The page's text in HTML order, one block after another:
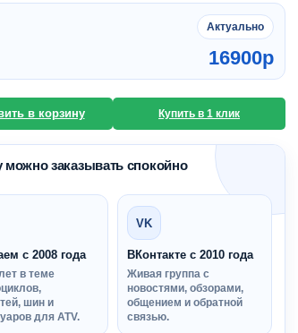
Актуально
16900p
в корзину Купить в 1 клик
можно заказывать спокойно
с 2008 года
в теме
шин и
для ATV.
VK
ВКонтакте с 2010 года
Живая группа с
новостями, обзорами,
общением и обратной
связью.